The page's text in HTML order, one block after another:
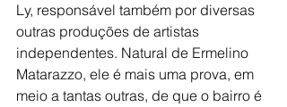
Ly, responsável também por diversas
outras produções de artistas
independentes. Natural de Ermelino
Matarazzo, ele é mais uma prova, em
meio a tantas outras, de que o bairro é